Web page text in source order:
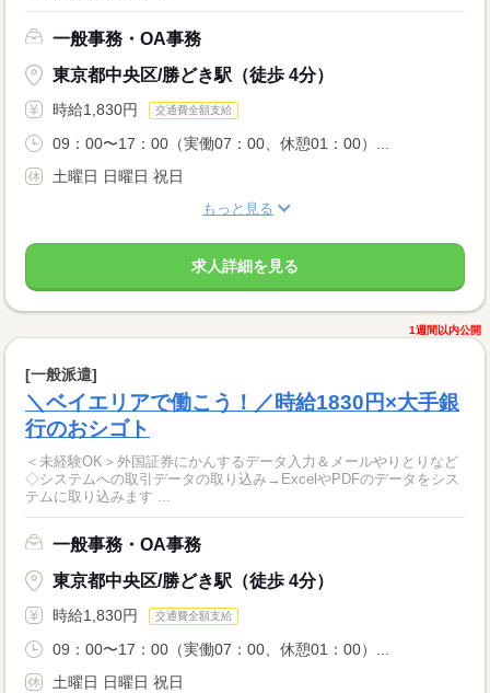
一般事務・OA事務
東京都中央区/勝どき駅（徒歩 4分）
時給1,830円 交通費全額支給
09：00〜17：00（実働07：00、休憩01：00）...
土曜日 日曜日 祝日
もっと見る
求人詳細を見る
1週間以内公開
[一般派遣]
＼ベイエリアで働こう！／時給1830円×大手銀
行のおシゴト
＜未経験OK＞外国証券にかんするデータ入力＆メールやりとりなど
◇システムへの取引データの取り込み→ExcelやPDFのデータをシス
テムに取り込みます ...
一般事務・OA事務
東京都中央区/勝どき駅（徒歩 4分）
時給1,830円 交通費全額支給
09：00〜17：00（実働07：00、休憩01：00）...
土曜日 日曜日 祝日